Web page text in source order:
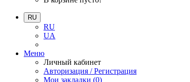
RU
RU
UA
Меню
Личный кабинет
Авторизация / Регистрация
Мои закладки (0)